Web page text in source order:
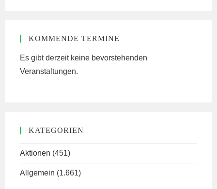
KOMMENDE TERMINE
Es gibt derzeit keine bevorstehenden
Veranstaltungen.
KATEGORIEN
Aktionen (451)
Allgemein (1.661)